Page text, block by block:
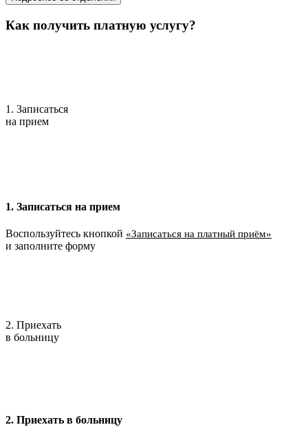
Как получить платную услугу?
1. Записаться
на прием
1. Записаться на прием
Воспользуйтесь кнопкой «Записаться на платный приём»
и заполните форму
2. Приехать
в больницу
2. Приехать в больницу